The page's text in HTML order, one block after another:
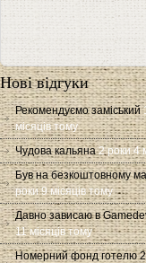
Нові відгуки
Рекомендуємо заміський
місяців тому
Чудова кальяна 2 роки 4
Був на безкоштовному
роки 9 місяців тому
Давно зависаю в
11 місяців тому
Номерний фонд готелю